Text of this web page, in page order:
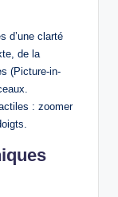
d’une clarté
de la
(Picture-in-
: zoomer